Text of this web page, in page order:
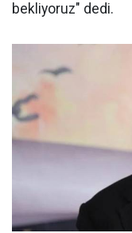
bekliyoruz" dedi.